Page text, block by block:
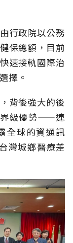
行政院以公務
保總額，目前
速接軌國際治
擇。
背後強大的後
界級優勢——連
全球的資通訊
灣城鄉醫療差